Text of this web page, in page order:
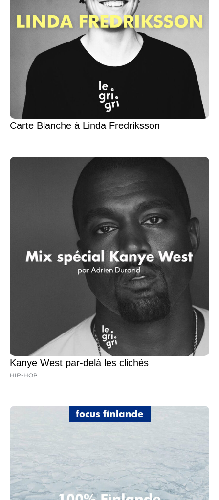
Carte Blanche à Linda Fredriksson
Kanye West par-delà les clichés
HIP-HOP